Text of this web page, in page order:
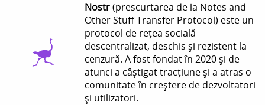
Nostr(prescurtarea de la Notes and
Other Stuff Transfer Protocol) este un
protocol de rețea socială
descentralizat, deschis și rezistent la
cenzură. A fost fondat în 2020 și de
atunci a câștigat tracțiune și a atras o
comunitate în creștere de dezvoltatori
și utilizatori.